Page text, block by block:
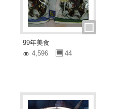
99年美食
4,596
44